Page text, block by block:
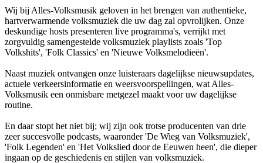
Wij bij Alles-Volksmusik geloven in het brengen van authentieke,
hartverwarmende volksmuziek die uw dag zal opvrolijken. Onze
deskundige hosts presenteren live programma's, verrijkt met
zorgvuldig samengestelde volksmuziek playlists zoals 'Top
Volkshits', 'Folk Classics' en 'Nieuwe Volksmelodieën'.
Naast muziek ontvangen onze luisteraars dagelijkse nieuwsupdates,
actuele verkeersinformatie en weersvoorspellingen, wat Alles-
Volksmusik een onmisbare metgezel maakt voor uw dagelijkse
routine.
En daar stopt het niet bij; wij zijn ook trotse producenten van drie
zeer succesvolle podcasts, waaronder 'De Wieg van Volksmuziek',
'Folk Legenden' en 'Het Volkslied door de Eeuwen heen', die dieper
ingaan op de geschiedenis en stijlen van volksmuziek.